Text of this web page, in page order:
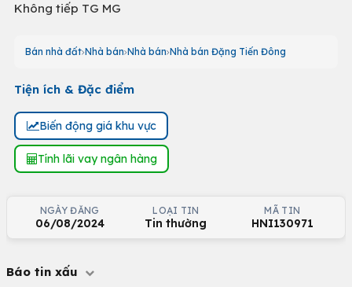
Không tiếp TG MG
Bán nhà đất Nhà bán Nhà bán Nhà bán Đặng Tiến Đông
Tiện ích & Đặc điểm
Biến động giá khu vực
Tính lãi vay ngân hàng
NGÀY ĐĂNG
06/08/2024
LOẠI TIN
Tin thường
MÃ TIN
HNI130971
Báo tin xấu